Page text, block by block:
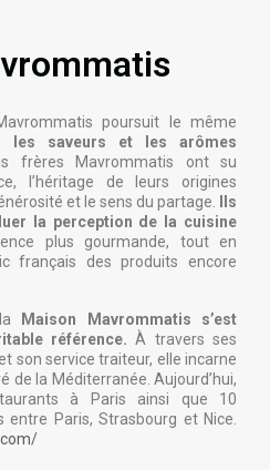
poursuit le même
les saveurs et les arômes
frères Mavrommatis ont su
l’héritage de leurs origines
et le sens du partage.
Ils
la perception de la cuisine
plus gourmande, tout en
français des produits encore
Maison Mavrommatis s’est
référence. À travers ses
son service traiteur, elle incarne
de la Méditerranée. Aujourd’hui,
à Paris ainsi que 10
entre Paris, Strasbourg et Nice.